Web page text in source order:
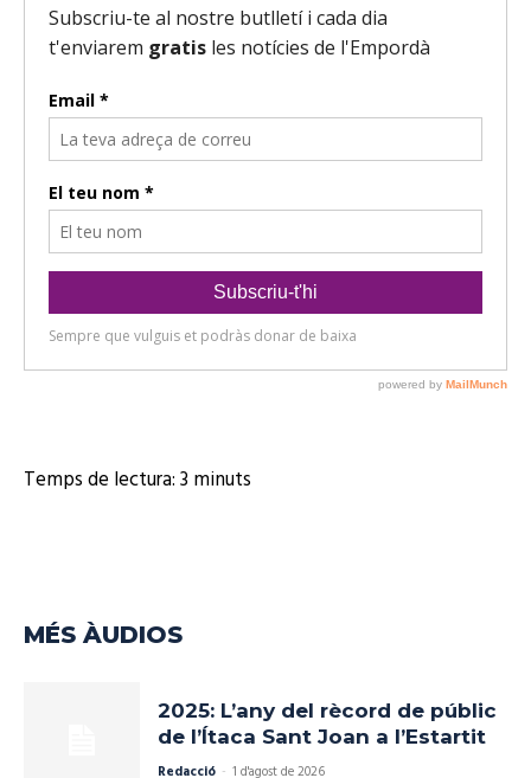
Temps de lectura:3 minuts
MÉS ÀUDIOS
2025: L’any del rècord de públic
de l’Ítaca Sant Joan a l’Estartit
Redacció - 1 d'agost de 2026